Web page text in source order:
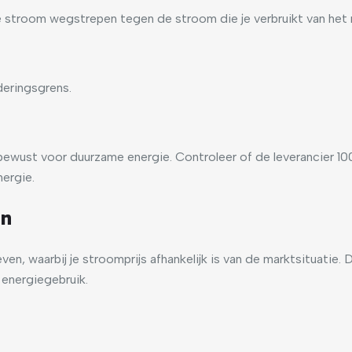
wegstrepen tegen de stroom die je verbruikt van het
voor duurzame energie. Controleer of de leverancier
waarbij je stroomprijs afhankelijk is van de marktsituatie.